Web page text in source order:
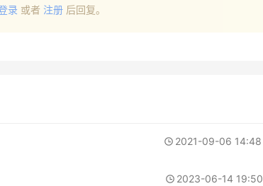
录 或者 注册 后回复。
2021-09-06 14:48
2023-06-14 19:50